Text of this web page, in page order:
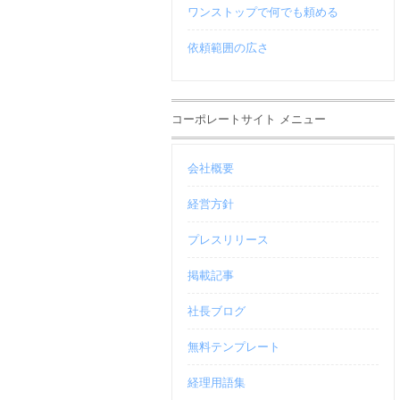
ワンストップで何でも頼める
依頼範囲の広さ
コーポレートサイト メニュー
会社概要
経営方針
プレスリリース
掲載記事
社長ブログ
無料テンプレート
経理用語集